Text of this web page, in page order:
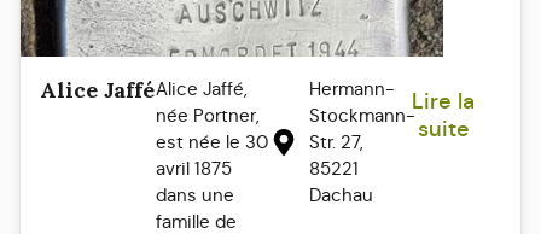
Alice JafféAlice Jaffé,
née Portner,
est née le 30
avril 1875
dans une
famille de
Hermann-
Stockmann-
Str. 27,
85221
Dachau
Lire la
suite